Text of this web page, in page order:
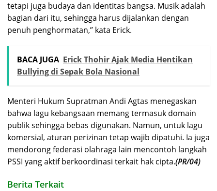
tetapi juga budaya dan identitas bangsa. Musik adalah
bagian dari itu, sehingga harus dijalankan dengan
penuh penghormatan,” kata Erick.
BACA JUGA Erick Thohir Ajak Media Hentikan
Bullying di Sepak Bola Nasional
Menteri Hukum Supratman Andi Agtas menegaskan
bahwa lagu kebangsaan memang termasuk domain
publik sehingga bebas digunakan. Namun, untuk lagu
komersial, aturan perizinan tetap wajib dipatuhi. Ia juga
mendorong federasi olahraga lain mencontoh langkah
PSSI yang aktif berkoordinasi terkait hak cipta.(PR/04)
Berita Terkait